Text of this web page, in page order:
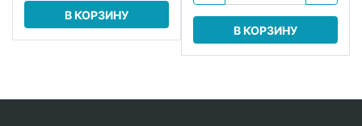
В КОРЗИНУ
В КОРЗИНУ